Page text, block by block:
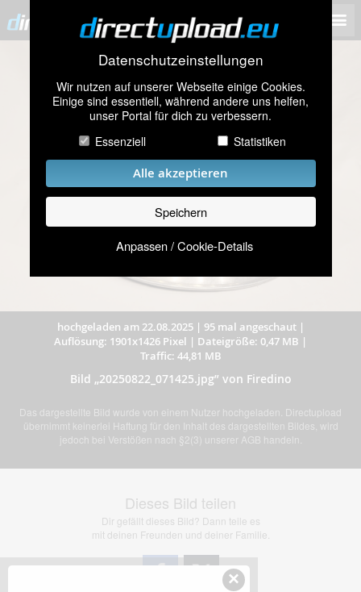
Datenschutzeinstellungen
Wir nutzen auf unserer Webseite einige Cookies.
Einige sind essentiell, während andere uns helfen,
unser Portal für dich zu verbessern.
Essenziell
Statistiken
Alle akzeptieren
Speichern
Anpassen / Cookie-Details
hochgeladen am 22.08.2025| 95 mal angeschaut|
Auflösung: 1901x1426 Pixel | Dateigröße: 0,47 MB |
Traffic: 44,81 MB
Bild „20250822_071425.jpg” von Firedino
Das dargestellte Bild wurde von einem Nutzer hochgeladen. Directupload
übernimmt keinerlei Haftung für den Inhalt des dargestellten Bildes, wird
jedoch bei Verstößen nach §2(3) unserer AGB handeln.
Dieses Bild teilen
Dir gefällt dieses Bild? Dann teile es
mit deinen Freunden und deiner Familie.
×